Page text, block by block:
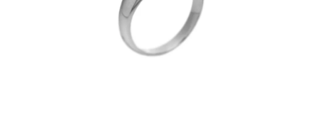
Vrátenie, výmena, reklamácia
Ochrana súkromia